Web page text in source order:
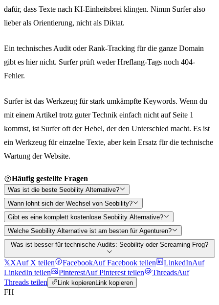
dafür, dass Texte nach KI-Einheitsbrei klingen. Nimm Surfer also
lieber als Orientierung, nicht als Diktat.
Ein technisches Audit oder Rank-Tracking für die ganze Domain
gibt es hier nicht. Surfer prüft weder Hreflang-Tags noch 404-
Fehler.
Surfer ist das Werkzeug für stark umkämpfte Keywords. Wenn du
mit einem Artikel trotz guter Technik einfach nicht auf Seite 1
kommst, ist Surfer oft der Hebel, der den Unterschied macht. Es ist
ein Werkzeug für einzelne Texte, aber kein Ersatz für die technische
Wartung der Website.
Häufig gestellte Fragen
Was ist die beste Seobility Alternative?
Wann lohnt sich der Wechsel von Seobility?
Gibt es eine komplett kostenlose Seobility Alternative?
Welche Seobility Alternative ist am besten für Agenturen?
Was ist besser für technische Audits: Seobility oder Screaming Frog?
𝕏XAuf X teilen FacebookAuf Facebook teilen LinkedInAuf
LinkedIn teilen
PinterestAuf Pinterest teilen ThreadsAuf
Threads teilen
Link kopierenLink kopieren
FH